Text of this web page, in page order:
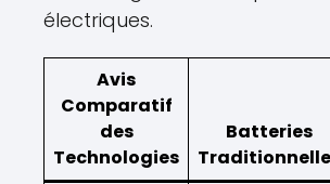
électriques.
Avis
Comparatif
des
Technologies
Batteries